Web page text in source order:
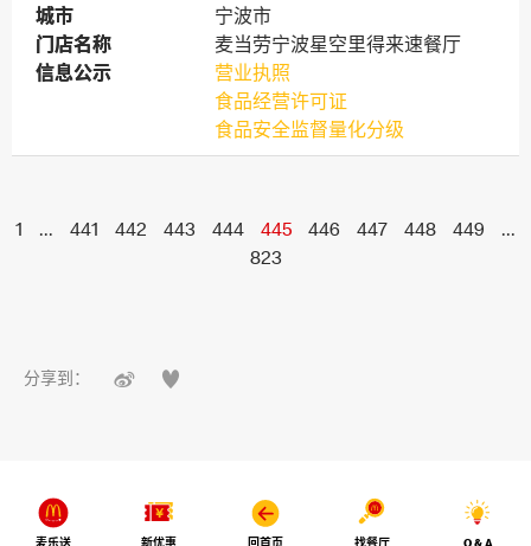
城市
城市
宁波市
门店名称
门店名称
麦当劳宁波星空里得来速餐厅
信息公示
信息公示
营业执照
食品经营许可证
食品安全监督量化分级
1 ... 441 442 443 444 445 446 447 448 449
...
823
分享到：  